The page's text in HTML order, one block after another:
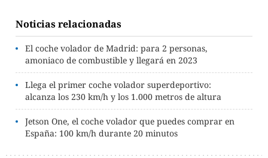
Noticias relacionadas
El coche volador de Madrid: para 2 personas,
amoniaco de combustible y llegará en 2023
Llega el primer coche volador superdeportivo:
alcanza los 230 km/h y los 1.000 metros de altura
Jetson One, el coche volador que puedes comprar en
España: 100 km/h durante 20 minutos